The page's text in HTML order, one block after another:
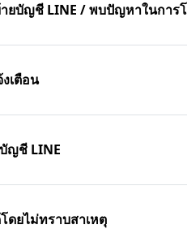
ยบัญชี LINE / พบปัญหาในการ
เตือน
ญชี LINE
ดยไม่ทราบสาเหตุ